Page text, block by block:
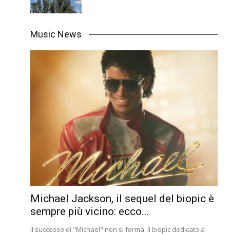
Music News
Michael Jackson, il sequel del biopic è
sempre più vicino: ecco...
Il successo di "Michael" non si ferma. Il biopic dedicato a